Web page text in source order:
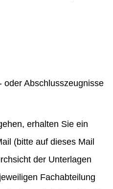
oder Abschlusszeugnisse
erhalten Sie ein
(bitte auf dieses Mail
der Unterlagen
Fachabteilung